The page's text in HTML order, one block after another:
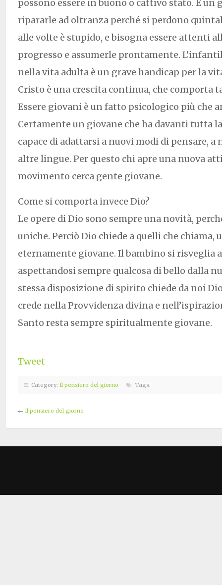
possono essere in buono o cattivo stato. È un
ripararle ad oltranza perché si perdono
alle volte è stupido, e bisogna essere attenti
progresso e assumerle prontamente.
nella vita adulta è un grave handicap per la
Cristo è una crescita continua, che comporta
Essere giovani è un fatto psicologico più che
Certamente un giovane che ha davanti tutta
capace di adattarsi a nuovi modi di pensare, a
altre lingue. Per questo chi apre una nuova
movimento cerca gente giovane.
Come si comporta invece Dio?
Le opere di Dio sono sempre una novità,
uniche. Perciò Dio chiede a quelli che chiama,
eternamente giovane. Il bambino si risveglia
aspettandosi sempre qualcosa di bello dalla
stessa disposizione di spirito chiede da noi
crede nella Provvidenza divina e
Santo resta sempre spiritualmente giovane.
Tweet
Category: Il pensiero del giorno Tags:
← Il pensiero del giorno